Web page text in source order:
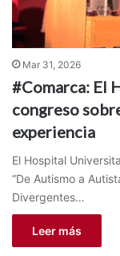
Mar 31, 2026
#Comarca: El
congreso
experiencia
El Hospital
“De Autismo a
Divergentes…
Leer más